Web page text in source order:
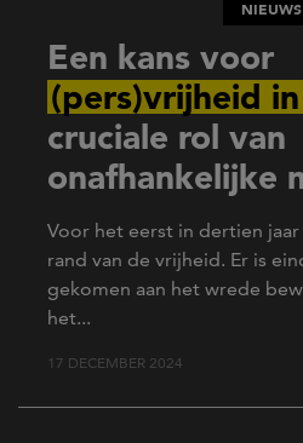
NIEUWS
Een kans voor
(pers)vrijheid
cruciale rol van
onafhankelijke
Voor het eerst in dertien
rand van de vrijheid. Er is
gekomen aan het wrede
het...
17 DECEMBER 2024